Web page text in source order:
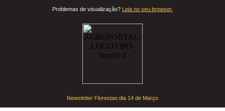
Problemas de visualização? Leia no seu browser.
Newsletter Florestas:dia 14 de Março